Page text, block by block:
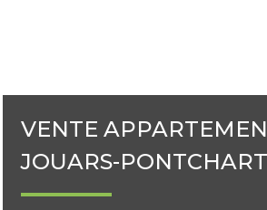
VENTE
JOUARS-